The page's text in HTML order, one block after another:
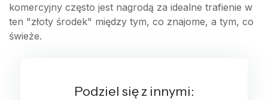
komercyjny często jest nagrodą za idealne trafienie w
ten "złoty środek" między tym, co znajome, a tym, co
świeże.
Podziel się z innymi: